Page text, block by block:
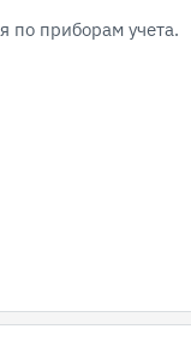
по приборам учета.